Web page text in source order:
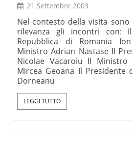
21 Settembre 2003
Nel contesto della visita
rilevanza gli incontri con:
Repubblica di Romania
Ministro Adrian Nastase Il
Nicolae Vacaroiu Il
Mircea Geoana Il Presidente
Dorneanu
LEGGI TUTTO